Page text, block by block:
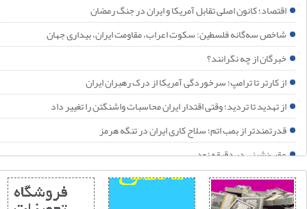
تا ابد می‌ماند و هرگز شکست نمی‌خورد!
اسرائیل به شکل مستقیم وارد درگیری‌های کنونی با ایران نشده؟
حمله آمریکا به حشد الشعبی، جنگ فرسایشی با ایران را به یک جنگ منطقه‌ای تبدیل می‌کند؟
نیویورک تایمز: جنگ ترامپ با ایران به سمت «شکست راهبردی» پیش می‌رود
۲۰۲۶؛ آینه افول نظم آمریکایی
کانون اصلی تقابل آمریکا و ایران در جنگ رمضان
سه‌گانه فلسطین: سکوت اعراب، مقاومت ایران، بیداری جهان
از چه نگرانند؟
کارتر تا ترامپ؛ سرخوردگی آمریکا از درک رهبران ایران
تهدید تا تردید؛ وقتی اقتدار ایران محاسبات واشنگتن را تغییر داد
از بمب اتم؛ سلاح کاری ایران در تنگه هرمز
در دقیقه نود
ایران در اوج جنگ تن به این خودکشی راهبردی می‌دهد؟
سفره مردم خط قرمز نیست!